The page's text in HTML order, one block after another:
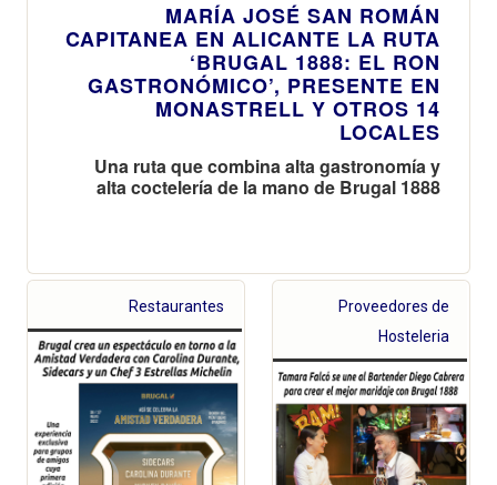
MARÍA JOSÉ SAN ROMÁN
CAPITANEA EN ALICANTE LA RUTA
‘BRUGAL 1888: EL RON
GASTRONÓMICO’, PRESENTE EN
MONASTRELL Y OTROS 14
LOCALES
Una ruta que combina alta gastronomía y
alta coctelería de la mano de Brugal 1888
Restaurantes
Proveedores de
Hosteleria